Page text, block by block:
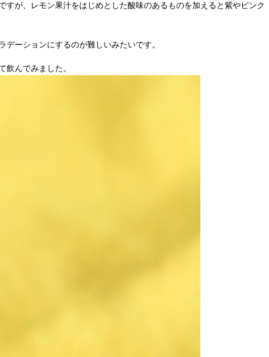
が、レモン果汁をはじめとした酸味のあるものを加えると紫やピンク
ーションにするのが難しいみたいです。
飲んでみました。